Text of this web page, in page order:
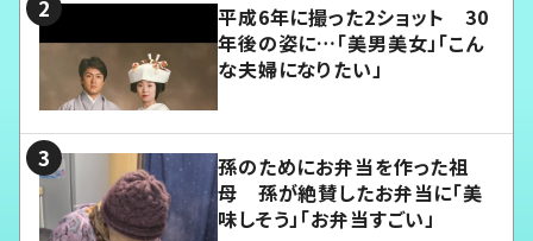
平成6年に撮った2ショット 30
年後の姿に…「美男美女」「こん
な夫婦になりたい」
孫のためにお弁当を作った祖
母 孫が絶賛したお弁当に「美
味しそう」「お弁当すごい」